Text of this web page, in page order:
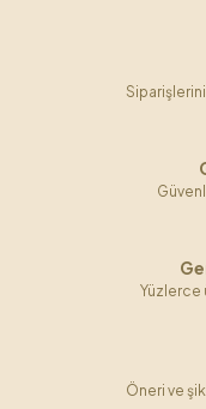
Yüzlerce
Öneri ve